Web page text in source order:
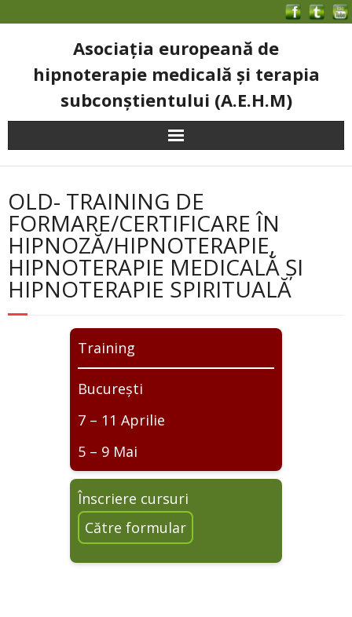
Asociația europeană de
hipnoterapie medicală și terapia
subconștientului (A.E.H.M)
OLD- TRAINING DE
FORMARE/CERTIFICARE ÎN
HIPNOZĂ/HIPNOTERAPIE,
HIPNOTERAPIE MEDICALĂ ȘI
HIPNOTERAPIE SPIRITUALĂ
Training
București
7 – 11 Aprilie
5 – 9 Mai
Înscriere cursuri
Către formular